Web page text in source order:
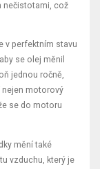
nečistotami, což
v perfektním stavu
se olej měnil
jednou ročně,
nejen motorový
se do motoru
mění také
vzduchu, který je